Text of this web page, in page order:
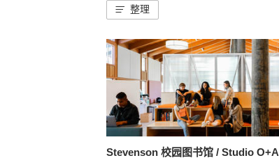
整理
Stevenson 校园图书馆 / Studio O+A